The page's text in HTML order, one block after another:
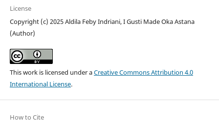
License
Copyright (c) 2025 Aldila Feby Indriani, I Gusti Made Oka Astana
(Author)
This work is licensed under aCreative Commons Attribution 4.0
International License.
How to Cite